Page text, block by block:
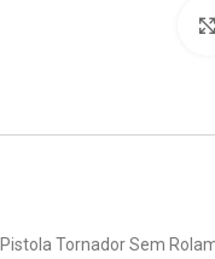
Pistola Tornador Sem